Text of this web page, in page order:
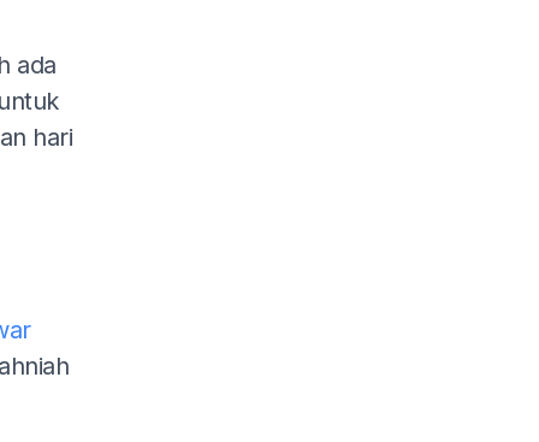
ada
hari